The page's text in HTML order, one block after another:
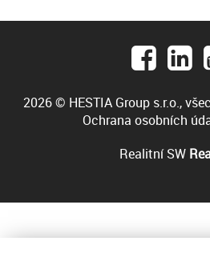
2026 © HESTIA Group s.r.o.,
Ochrana osobních
Realitní SW